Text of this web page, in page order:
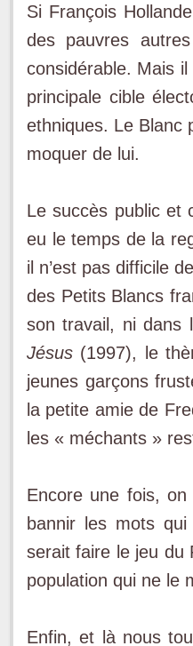
Si François
des pauvres
considérable. Mais
principale cible
ethniques. Le Blanc
moquer de lui.
Le succès public et
eu le temps de la
il n’est pas difficile
des Petits Blancs
son travail, ni dans
Jésus (1997), le
jeunes garçons
la petite amie de
les « méchants »
Encore une fois,
bannir les mots
serait faire le jeu du
population qui ne le
Enfin, et là nous